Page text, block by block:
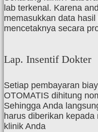
lab terkenal. Karena
memasukkan data
mencetaknya secara
Lap. Insentif Dokter
Setiap pembayaran
OTOMATIS dihitung
Sehingga Anda
harus diberikan
klinik Anda